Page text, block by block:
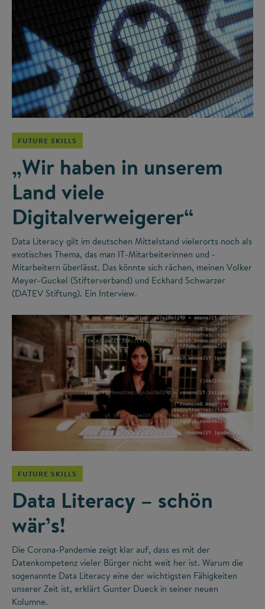
©
FUTURE SKILLS
„Wir haben in unserem
Land viele
Digitalverweigerer“
Data Literacy gilt im deutschen Mittelstand vielerorts noch als
exotisches Thema, das man IT-Mitarbeiterinnen und -
Mitarbeitern überlässt. Das könnte sich rächen, meinen Volker
Meyer-Guckel (Stifterverband) und Eckhard Schwarzer
(DATEV Stiftung). Ein Interview.
©
FUTURE SKILLS
Data Literacy – schön
wär’s!
Die Corona-Pandemie zeigt klar auf, dass es mit der
Datenkompetenz vieler Bürger nicht weit her ist. Warum die
sogenannte Data Literacy eine der wichtigsten Fähigkeiten
unserer Zeit ist, erklärt Gunter Dueck in seiner neuen
Kolumne.